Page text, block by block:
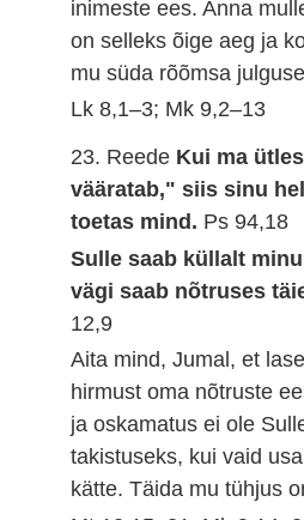
inimeste ees. Anna
on selleks õige aeg ja
mu süda rõõmsa
Lk 8,1–3; Mk 9,2–13
23. Reede Kui ma
vääratab," siis sinu
toetas mind. Ps 94,18
Sulle saab küllalt
vägi saab nõtruses
12,9
Aita mind, Jumal, et
hirmust oma nõtruste
ja oskamatus ei ole
takistuseks, kui vaid
kätte. Täida mu tühjus